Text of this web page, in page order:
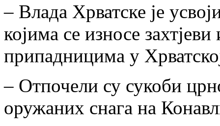
– Влада Хрватске је
којима се износе
припадницима у
– Отпочели су сукоби
оружаних снага на